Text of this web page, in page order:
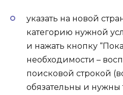
указать на новой
категорию нужной
и нажать кнопку
необходимости –
поисковой строкой
обязательны и нужны